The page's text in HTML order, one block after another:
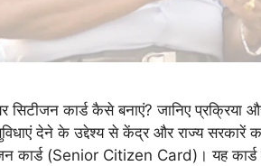
सिटीजन कार्ड कैसे बनाएं? जानिए
देने के उद्देश्य से केंद्र और राज्य सरकारें
कार्ड (Senior Citizen Card)। यह